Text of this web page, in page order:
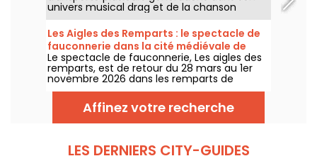
univers musical drag et de la chanson
française !
Les Aigles des Remparts : le spectacle de
fauconnerie dans la cité médiévale de
Provins
Le spectacle de fauconnerie, Les aigles des
remparts, est de retour du 28 mars au 1er
novembre 2026 dans les remparts de
Provins. Découvrez de splendides oiseaux de
proie en totale harmonie avec les chevaux.
Affinez votre recherche
LES DERNIERS CITY-GUIDES